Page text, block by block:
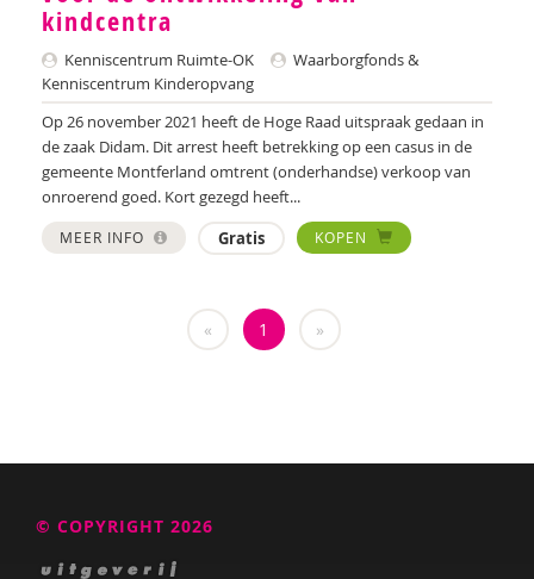
Teatske Altenburg
Creative Learning and Play
Iris Andriessen
Nilay Ardjosemito
Nishaan Ardjosemito
Nicole van Asten
Roli Ayutsede
kindcentra
Kenniscentrum Ruimte-OK
Waarborgfonds &
Kenniscentrum Kinderopvang
Op 26 november 2021 heeft de Hoge Raad uitspraak gedaan in
de zaak Didam. Dit arrest heeft betrekking op een casus in de
gemeente Montferland omtrent (onderhandse) verkoop van
onroerend goed. Kort gezegd heeft...
MEER INFO Gratis KOPEN
« 1 »
© COPYRIGHT 2026